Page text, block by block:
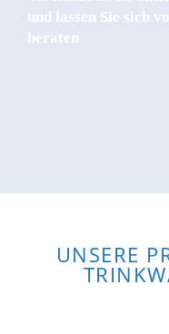
und lassen Sie sich
beraten
UNSERE